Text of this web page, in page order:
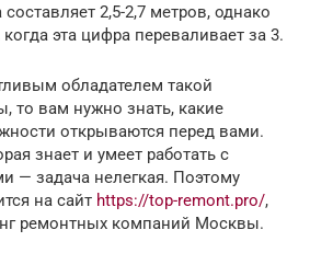
2,5-2,7 метров, однако
эта цифра переваливает за 3.
обладателем такой
то вам нужно знать, какие
открываются перед вами.
знает и умеет работать с
— задача нелегкая. Поэтому
на сайт https://top-remont.pro/,
ремонтных компаний Москвы.